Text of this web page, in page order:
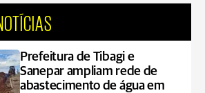
Prefeitura de Tibagi e
Sanepar ampliam rede de
abastecimento de água em